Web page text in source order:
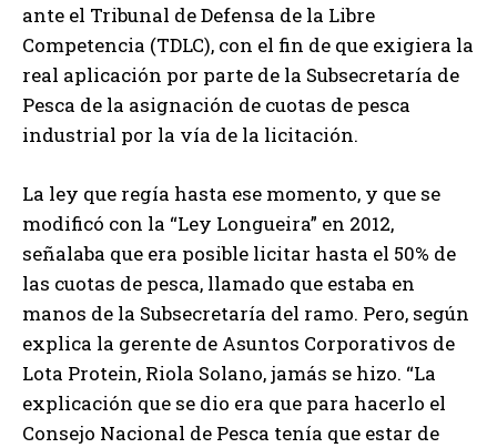
ante el Tribunal de Defensa de la Libre
Competencia (TDLC), con el fin de que exigiera la
real aplicación por parte de la Subsecretaría de
Pesca de la asignación de cuotas de pesca
industrial por la vía de la licitación.
La ley que regía hasta ese momento, y que se
modificó con la “Ley Longueira” en 2012,
señalaba que era posible licitar hasta el 50% de
las cuotas de pesca, llamado que estaba en
manos de la Subsecretaría del ramo. Pero, según
explica la gerente de Asuntos Corporativos de
Lota Protein, Riola Solano, jamás se hizo. “La
explicación que se dio era que para hacerlo el
Consejo Nacional de Pesca tenía que estar de